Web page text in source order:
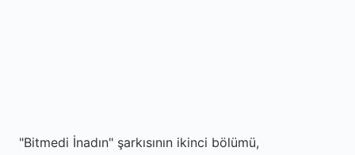
"Bitmedi İnadın" şarkısının ikinci bölümü,